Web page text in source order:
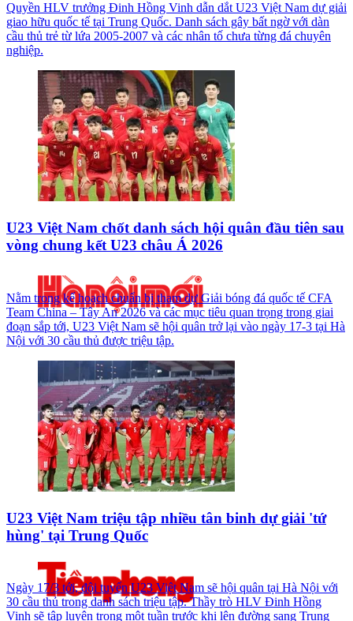
Quyền HLV trưởng Đinh Hồng Vinh dẫn dắt U23 Việt Nam dự giải
giao hữu quốc tế tại Trung Quốc. Danh sách gây bất ngờ với dàn
cầu thủ trẻ từ lứa 2005-2007 và các nhân tố chưa từng đá chuyên
nghiệp.
U23 Việt Nam chốt danh sách hội quân đầu tiên sau
vòng chung kết U23 châu Á 2026
Nằm trong kế hoạch chuẩn bị tham dự Giải bóng đá quốc tế CFA
Team China – Tây An 2026 và các mục tiêu quan trọng trong giai
đoạn sắp tới, U23 Việt Nam sẽ hội quân trở lại vào ngày 17-3 tại Hà
Nội với 30 cầu thủ được triệu tập.
U23 Việt Nam triệu tập nhiều tân binh dự giải 'tứ
hùng' tại Trung Quốc
Ngày 17/3 tới, đội tuyển U23 Việt Nam sẽ hội quân tại Hà Nội với
30 cầu thủ trong danh sách triệu tập. Thầy trò HLV Đinh Hồng
Vinh sẽ tập luyện trong một tuần trước khi lên đường sang Trung